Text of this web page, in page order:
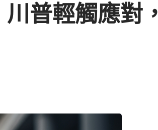
普輕觸應對